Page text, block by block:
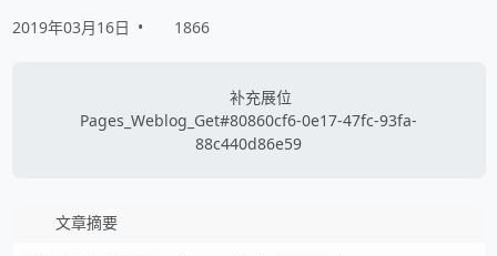
2019年03月16日 • 1866
补充展位
Pages_Weblog_Get#80860cf6-0e17-47fc-93fa-
88c440d86e59
文章摘要